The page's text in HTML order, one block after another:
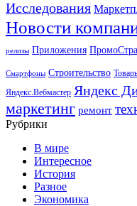
Исследования
Новости
релизы Приложения
Смартфоны Строительство
Яндекс.Вебмастер Яндекс
маркетинг ремонт
Рубрики
В мире
Интересное
История
Разное
Экономика